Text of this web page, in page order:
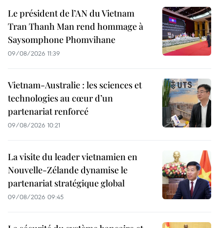
Le président de l’AN du Vietnam
Tran Thanh Man rend hommage à
Saysomphone Phomvihane
09/08/2026 11:39
Vietnam-Australie : les sciences et
technologies au cœur d’un
partenariat renforcé
09/08/2026 10:21
La visite du leader vietnamien en
Nouvelle-Zélande dynamise le
partenariat stratégique global
09/08/2026 09:45